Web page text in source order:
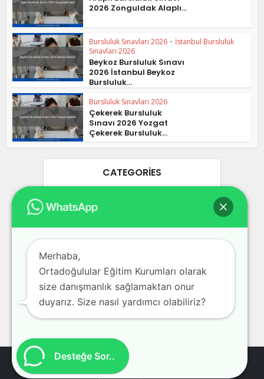
2026 Zonguldak Alaplı...
Bursluluk Sınavları 2026 • İstanbul Bursluluk
Sınavları 2026
Beykoz Bursluluk Sınavı
2026 İstanbul Beykoz
Bursluluk...
Bursluluk Sınavları 2026
Çekerek Bursluluk
Sınavı 2026 Yozgat
Çekerek Bursluluk...
CATEGORIES
Bursluluk Sınavları 2026 978
İstanbul Bursluluk Sınavları 2026 39
İzmir Bursluluk Sınavları 2026 30
Bursluluk Sınavları 2026 - Özel Okul Kolej Dershane Bursluluk
Sınavları Kayıt Kabul Başvuru Formları 2026
Desteğe Sor..
Merhaba,
Ortadoğulular Eğitim Kurumları olarak
size danışmanlık sağlamaktan onur
duyarız. Size nasıl yardımcı olabiliriz?